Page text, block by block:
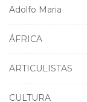
Adolfo Maria
ÁFRICA
ARTICULISTAS
CULTURA